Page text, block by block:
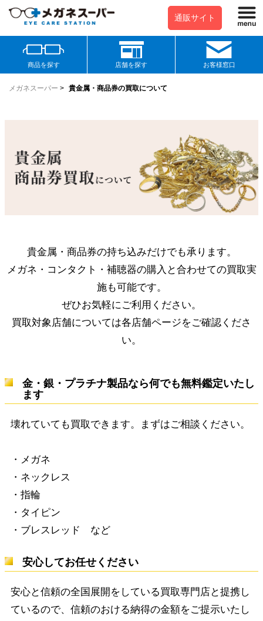
通販サイト
商品を探す 店舗を探す お客様窓口
メガネスーパー > 貴金属・商品券の買取について
貴金属・商品券の持ち込みだけでも承ります。
メガネ・コンタクト・補聴器の購入と合わせての買取実
施も可能です。
ぜひお気軽にご利用ください。
買取対象店舗については各店舗ページをご確認くださ
い。
金・銀・プラチナ製品なら何でも無料鑑定いたし
ます
壊れていても買取できます。まずはご相談ください。
・メガネ
・ネックレス
・指輪
・タイピン
・ブレスレッド など
安心してお任せください
安心と信頼の全国展開をしている買取専門店と提携し
ているので、信頼のおける納得の金額をご提示いたし